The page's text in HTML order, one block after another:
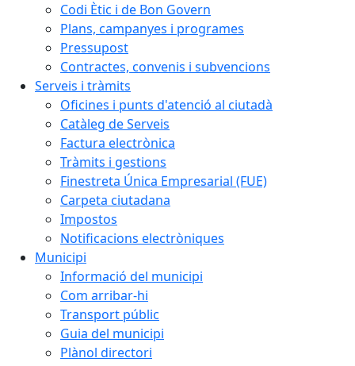
Codi Ètic i de Bon Govern
Plans, campanyes i programes
Pressupost
Contractes, convenis i subvencions
Serveis i tràmits
Oficines i punts d'atenció al ciutadà
Catàleg de Serveis
Factura electrònica
Tràmits i gestions
Finestreta Única Empresarial (FUE)
Carpeta ciutadana
Impostos
Notificacions electròniques
Municipi
Informació del municipi
Com arribar-hi
Transport públic
Guia del municipi
Plànol directori